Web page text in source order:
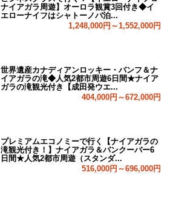
ナイアガラ周遊】オーロラ観賞3回付き◆イ
エローナイフはシャトーノバ泊...
1,248,000円～1,552,000円
世界遺産カナディアンロッキー・バンフ＆ナ
イアガラの滝◆人気2都市周遊6日間★ナイア
ガラの滝観光付き【成田発ウエ...
404,000円～672,000円
プレミアムエコノミーで行く【ナイアガラの
滝観光付き！】ナイアガラ＆バンクーバー6
日間★人気2都市周遊（スタンダ...
516,000円～696,000円